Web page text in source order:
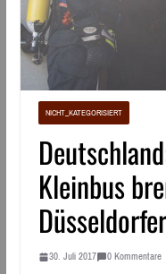
NICHT_KATEGORISIERT
Kleinbus
30. Juli 2017 0 Kommentare